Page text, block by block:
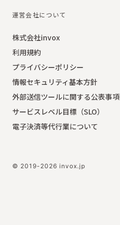
運営会社について
株式会社invox
利用規約
プライバシーポリシー
情報セキュリティ基本方針
外部送信ツールに関する公表事項
サービスレベル目標（SLO）
電子決済等代行業について
© 2019-2026 invox.jp